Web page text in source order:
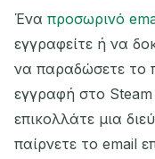
Ένα προσωρινό
εγγραφείτε ή να
να παραδώσετε το
εγγραφή στο Steam
επικολλάτε μια
παίρνετε το email